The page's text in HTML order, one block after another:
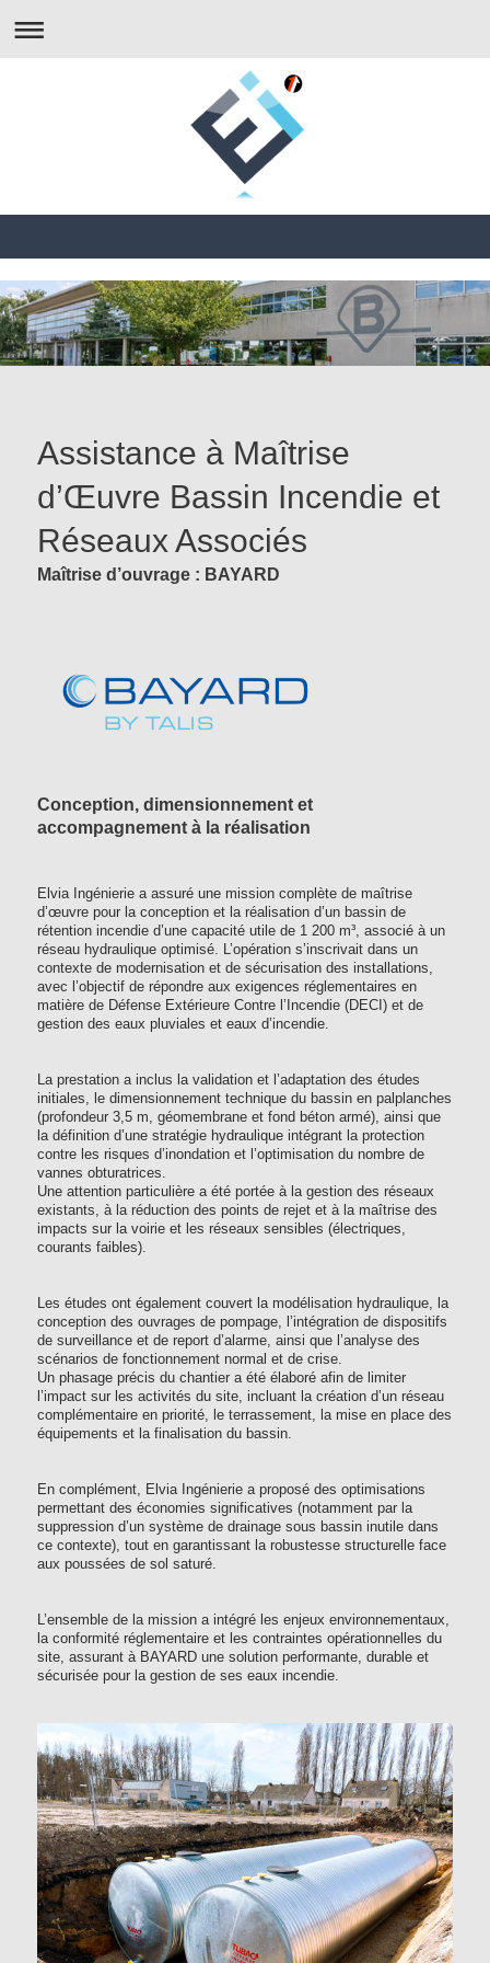
Assistance à Maîtrise
d’Œuvre Bassin Incendie et
Réseaux Associés
Maîtrise d’ouvrage : BAYARD
Conception, dimensionnement et
accompagnement à la réalisation
Elvia Ingénierie a assuré une mission complète de maîtrise
d’œuvre pour la conception et la réalisation d’un bassin de
rétention incendie d’une capacité utile de 1 200 m³, associé à un
réseau hydraulique optimisé. L’opération s’inscrivait dans un
contexte de modernisation et de sécurisation des installations,
avec l’objectif de répondre aux exigences réglementaires en
matière de Défense Extérieure Contre l’Incendie (DECI) et de
gestion des eaux pluviales et eaux d’incendie.
La prestation a inclus la validation et l’adaptation des études
initiales, le dimensionnement technique du bassin en palplanches
(profondeur 3,5 m, géomembrane et fond béton armé), ainsi que
la définition d’une stratégie hydraulique intégrant la protection
contre les risques d’inondation et l’optimisation du nombre de
vannes obturatrices.
Une attention particulière a été portée à la gestion des réseaux
existants, à la réduction des points de rejet et à la maîtrise des
impacts sur la voirie et les réseaux sensibles (électriques,
courants faibles).
Les études ont également couvert la modélisation hydraulique, la
conception des ouvrages de pompage, l’intégration de dispositifs
de surveillance et de report d’alarme, ainsi que l’analyse des
scénarios de fonctionnement normal et de crise.
Un phasage précis du chantier a été élaboré afin de limiter
l’impact sur les activités du site, incluant la création d’un réseau
complémentaire en priorité, le terrassement, la mise en place des
équipements et la finalisation du bassin.
En complément, Elvia Ingénierie a proposé des optimisations
permettant des économies significatives (notamment par la
suppression d’un système de drainage sous bassin inutile dans
ce contexte), tout en garantissant la robustesse structurelle face
aux poussées de sol saturé.
L’ensemble de la mission a intégré les enjeux environnementaux,
la conformité réglementaire et les contraintes opérationnelles du
site, assurant à BAYARD une solution performante, durable et
sécurisée pour la gestion de ses eaux incendie.